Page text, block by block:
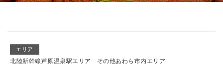
エリア
北陸新幹線芦原温泉駅エリア
その他あわら市内エリア